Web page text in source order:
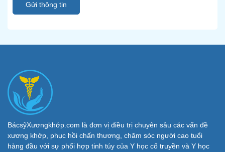
Gửi thông tin
BácsỹXươngkhớp.com là đơn vị điều trị chuyên sâu các vấn đề
xương khớp, phục hồi chấn thương, chăm sóc người cao tuổi
hàng đầu với sự phối hợp tinh túy của Y học cổ truyền và Y học